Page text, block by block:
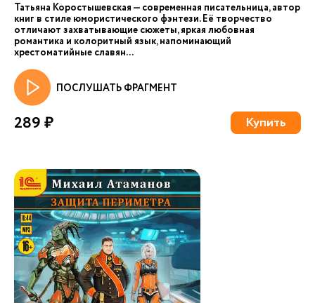
Татьяна Коростышевская — современная писательница, автор
книг в стиле юмористического фэнтези. Её творчество
отличают захватывающие сюжеты, яркая любовная
романтика и колоритный язык, напоминающий
хрестоматийные славян...
ПОСЛУШАТЬ ФРАГМЕНТ
289 ₽ Купить